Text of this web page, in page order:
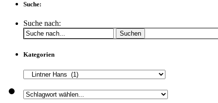
Suche:
Suche nach:
Suchen
Kategorien